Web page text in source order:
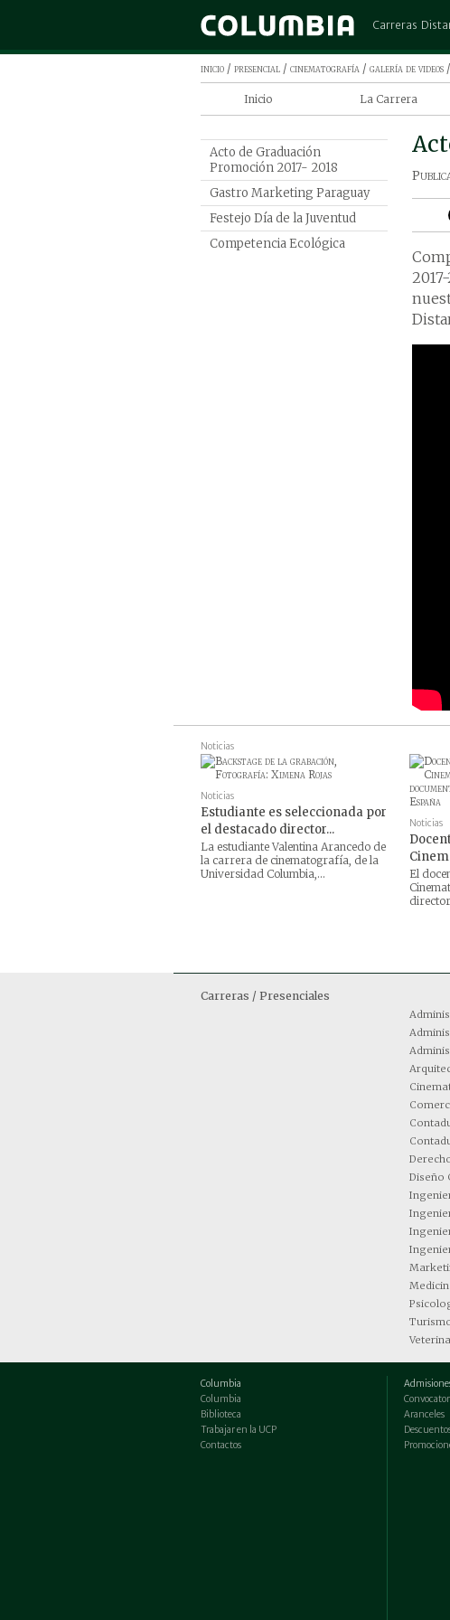
Carreras
Administración
Comercio
Ingeniería
Ingeniería en
Ingeniería en
inicio / presencial / cinematografía / galería de videos
Inicio La Carrera
Cinematografía
Programa de la
de
Acto de Graduación
Promoción 2017- 2018
Gastro Marketing Paraguay
Festejo Día de la Juventud
Competencia Ecológica
Noticias
Noticias
Estudiante es seleccionada por
el destacado director...
La estudiante Valentina Arancedo de
la carrera de cinematografía, de la
Universidad Columbia,...
Noticias
El
Carreras / Presenciales
Diseño
Columbia
Columbia
Biblioteca
Trabajar en la UCP
Contactos
Aranceles